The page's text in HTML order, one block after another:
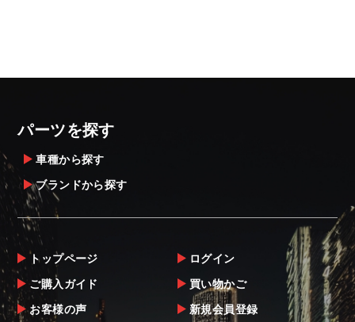
パーツを探す
車種から探す
ブランドから探す
トップページ
ご購入ガイド
お客様の声
ログイン
買い物かご
新規会員登録